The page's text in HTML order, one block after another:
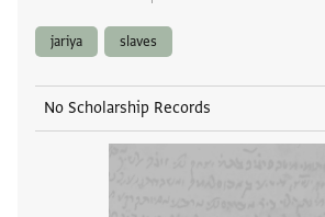
jariya slaves
No Scholarship Records